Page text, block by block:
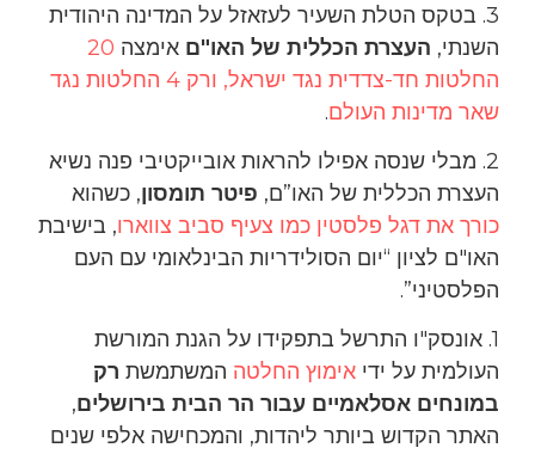
3. בטקס הטלת השעיר לעזאזל על המדינה היהודית
השנתי,העצרת הכללית של האו"םאימצה20
החלטות חד-צדדית נגד ישראל, ורק 4 החלטות נגד
שאר מדינות העולם.
2. מבלי שנסה אפילו להראות אובייקטיבי פנה נשיא
העצרת הכללית של האו”ם,פיטר תומסון, כשהוא
כורך את דגל פלסטין כמו צעיף סביב צווארו, בישיבת
האו"ם לציון “יום הסולידריות הבינלאומי עם העם
הפלסטיני”.
1. אונסק"ו התרשל בתפקידו על הגנת המורשת
העולמית על ידיאימוץ החלטההמשתמשתרק
במונחים אסלאמיים עבור הר הבית בירושלים,
האתר הקדוש ביותר ליהדות, והמכחישה אלפי שנים